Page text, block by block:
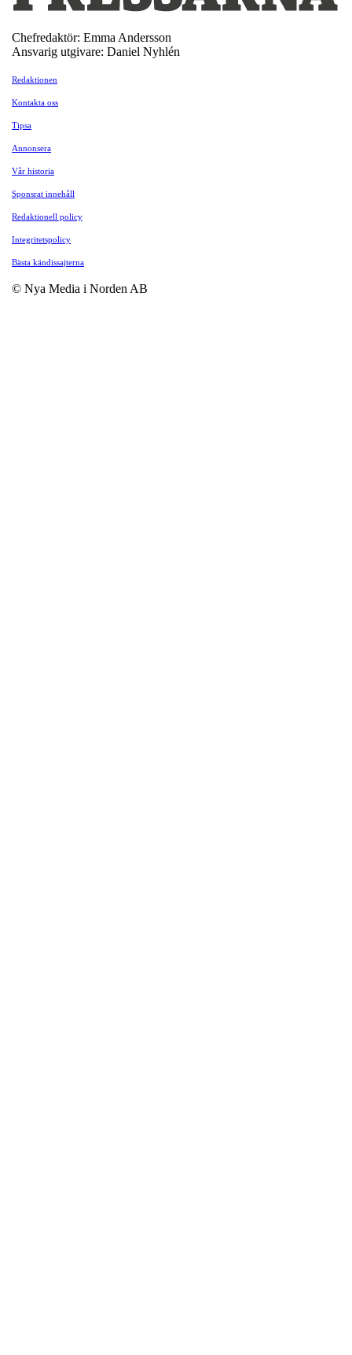
Chefredaktör: Emma Andersson
Ansvarig utgivare: Daniel Nyhlén
Redaktionen
Kontakta oss
Tipsa
Annonsera
Vår historia
Sponsrat innehåll
Redaktionell policy
Integritetspolicy
Bästa kändissajterna
© Nya Media i Norden AB